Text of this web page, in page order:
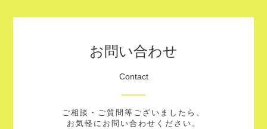
お問い合わせ
Contact
ご相談・ご質問等ございましたら、
お気軽にお問い合わせください。